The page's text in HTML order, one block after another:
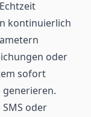
kontinuierlich
oder
sofort
oder